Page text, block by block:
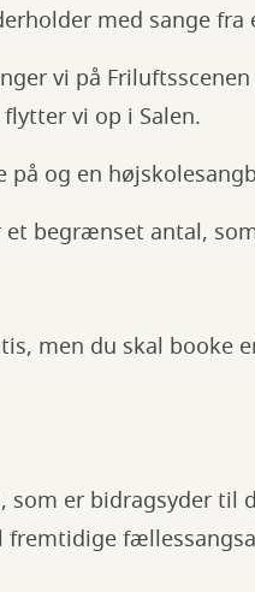
med sange fra
vi på
vi op i Salen.
på og en
begrænset antal,
men du skal booke
som er bidragsyder
fremtidige